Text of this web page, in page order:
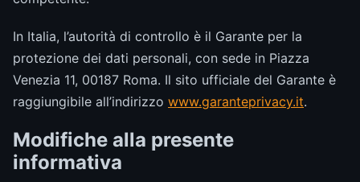
In Italia, l’autorità di controllo è il Garante per la
protezione dei dati personali, con sede in Piazza
Venezia 11, 00187 Roma. Il sito ufficiale del Garante è
raggiungibile all’indirizzo www.garanteprivacy.it.
Modifiche alla presente
informativa